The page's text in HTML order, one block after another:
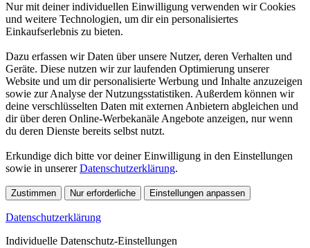
Nur mit deiner individuellen Einwilligung verwenden wir Cookies
und weitere Technologien, um dir ein personalisiertes
Einkaufserlebnis zu bieten.
Dazu erfassen wir Daten über unsere Nutzer, deren Verhalten und
Geräte. Diese nutzen wir zur laufenden Optimierung unserer
Website und um dir personalisierte Werbung und Inhalte anzuzeigen
sowie zur Analyse der Nutzungsstatistiken. Außerdem können wir
deine verschlüsselten Daten mit externen Anbietern abgleichen und
dir über deren Online-Werbekanäle Angebote anzeigen, nur wenn
du deren Dienste bereits selbst nutzt.
Erkundige dich bitte vor deiner Einwilligung in den Einstellungen
sowie in unsererDatenschutzerklärung.
Zustimmen Nur erforderliche Einstellungen anpassen
Datenschutzerklärung
Individuelle Datenschutz-Einstellungen